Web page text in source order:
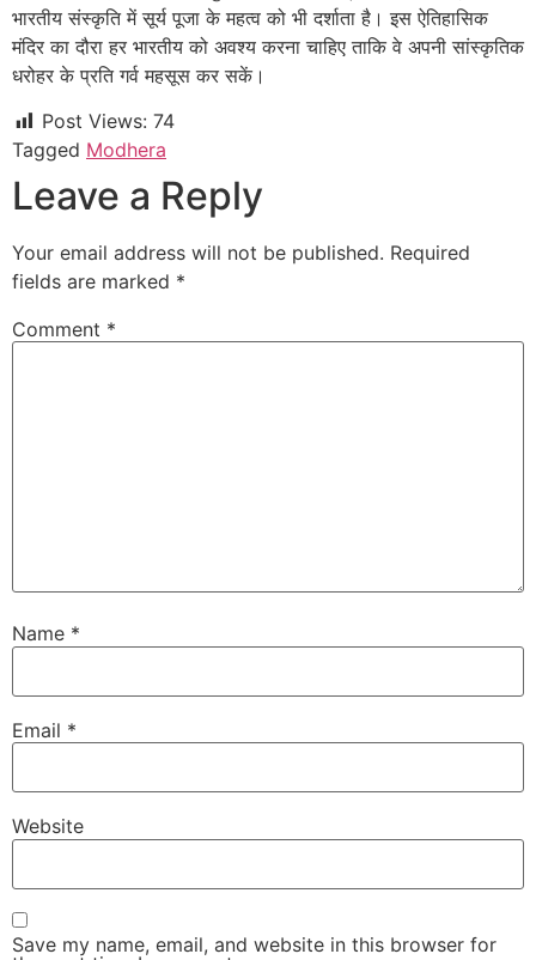
भारतीय संस्कृति में सूर्य पूजा के महत्व को भी दर्शाता है। इस ऐतिहासिक
मंदिर का दौरा हर भारतीय को अवश्य करना चाहिए ताकि वे अपनी सांस्कृतिक
धरोहर के प्रति गर्व महसूस कर सकें।
Post Views: 74
Tagged Modhera
Leave a Reply
Your email address will not be published. Required
fields are marked *
Comment *
Name *
Email *
Website
Save my name, email, and website in this browser for